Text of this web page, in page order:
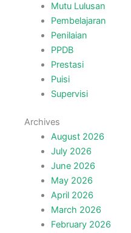
Mutu Lulusan
Pembelajaran
Penilaian
PPDB
Prestasi
Puisi
Supervisi
Archives
August 2026
July 2026
June 2026
May 2026
April 2026
March 2026
February 2026